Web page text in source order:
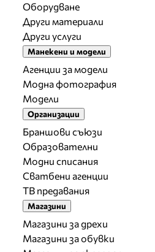
Оборудване
Други материали
Други услуги
Манекени и модели
Агенции за модели
Модна фотография
Модели
Организации
Браншови съюзи
Образователни
Модни списания
Сватбени агенции
ТВ предавания
Магазини
Магазини за дрехи
Магазини за обувки